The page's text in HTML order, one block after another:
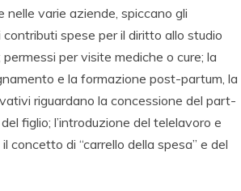
varie aziende, spiccano gli
spese per il diritto allo studio
per visite mediche o cure; la
e la formazione post-partum, la
riguardano la concessione del part-
figlio; l’introduzione del telelavoro e
concetto di “carrello della spesa” e del